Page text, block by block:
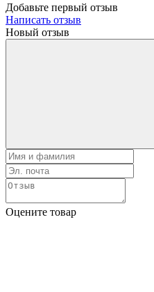
Добавьте первый отзыв
Написать отзыв
Новый отзыв
Оцените товар